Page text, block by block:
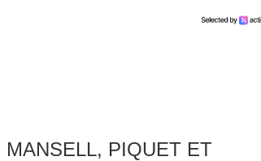
PIQUET ET